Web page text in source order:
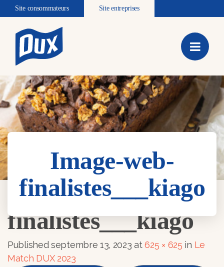
Site consommateurs Site entreprises
Image-web-
finalistes___kiago
Image-web-
finalistes___kiago
Publishedseptembre 13, 2023 at625 × 625 in Le
Match DUX 2023